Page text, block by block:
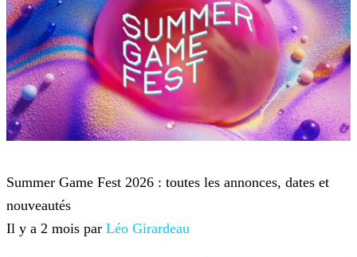
Summer Game Fest 2026 : toutes les annonces, dates et
nouveautés
Il y a 2 mois par Léo Girardeau